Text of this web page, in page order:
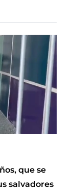
que se
salvadores